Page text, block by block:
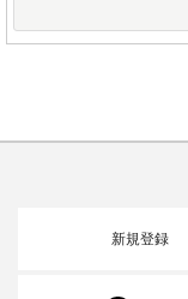
新規登録